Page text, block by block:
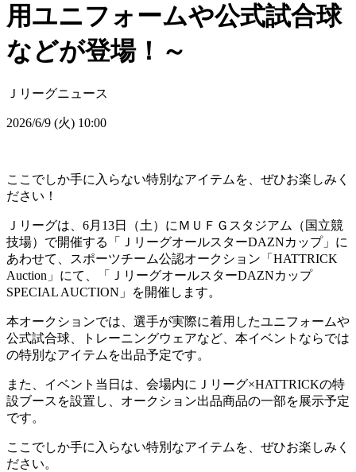
用ユニフォームや公式試合球
などが登場！～
Ｊリーグニュース
2026/6/9 (火) 10:00
ここでしか手に入らない特別なアイテムを、ぜひお楽しみく
ださい！
Ｊリーグは、6月13日（土）にＭＵＦＧスタジアム（国立競
技場）で開催する「ＪリーグオールスターDAZNカップ」に
あわせて、スポーツチーム公認オークション「HATTRICK
Auction」にて、「ＪリーグオールスターDAZNカップ
SPECIAL AUCTION」を開催します。
本オークションでは、選手が実際に着用したユニフォームや
公式試合球、トレーニングウェアなど、本イベントならでは
の特別なアイテムを出品予定です。
また、イベント当日は、会場内にＪリーグ×HATTRICKの特
設ブースを設置し、オークション出品商品の一部を展示予定
です。
ここでしか手に入らない特別なアイテムを、ぜひお楽しみく
ださい。